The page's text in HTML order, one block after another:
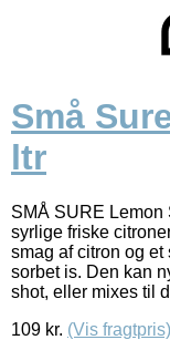
Små
ltr
SMÅ SURE Lemon
syrlige friske
smag af citron og et
sorbet is. Den kan
shot, eller mixes til
109 kr. (Vis fragtpris)